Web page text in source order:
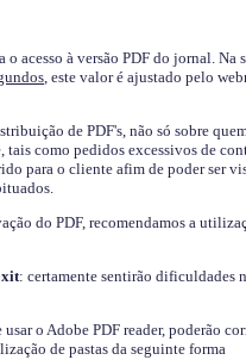
acesso à versão PDF do jornal. Na
, este valor é ajustado pelo
de PDF's, não só sobre
tais como pedidos excessivos de
para o cliente afim de poder ser
do PDF, recomendamos a
: certamente sentirão dificuldades
o Adobe PDF reader, poderão
de pastas da seguinte forma